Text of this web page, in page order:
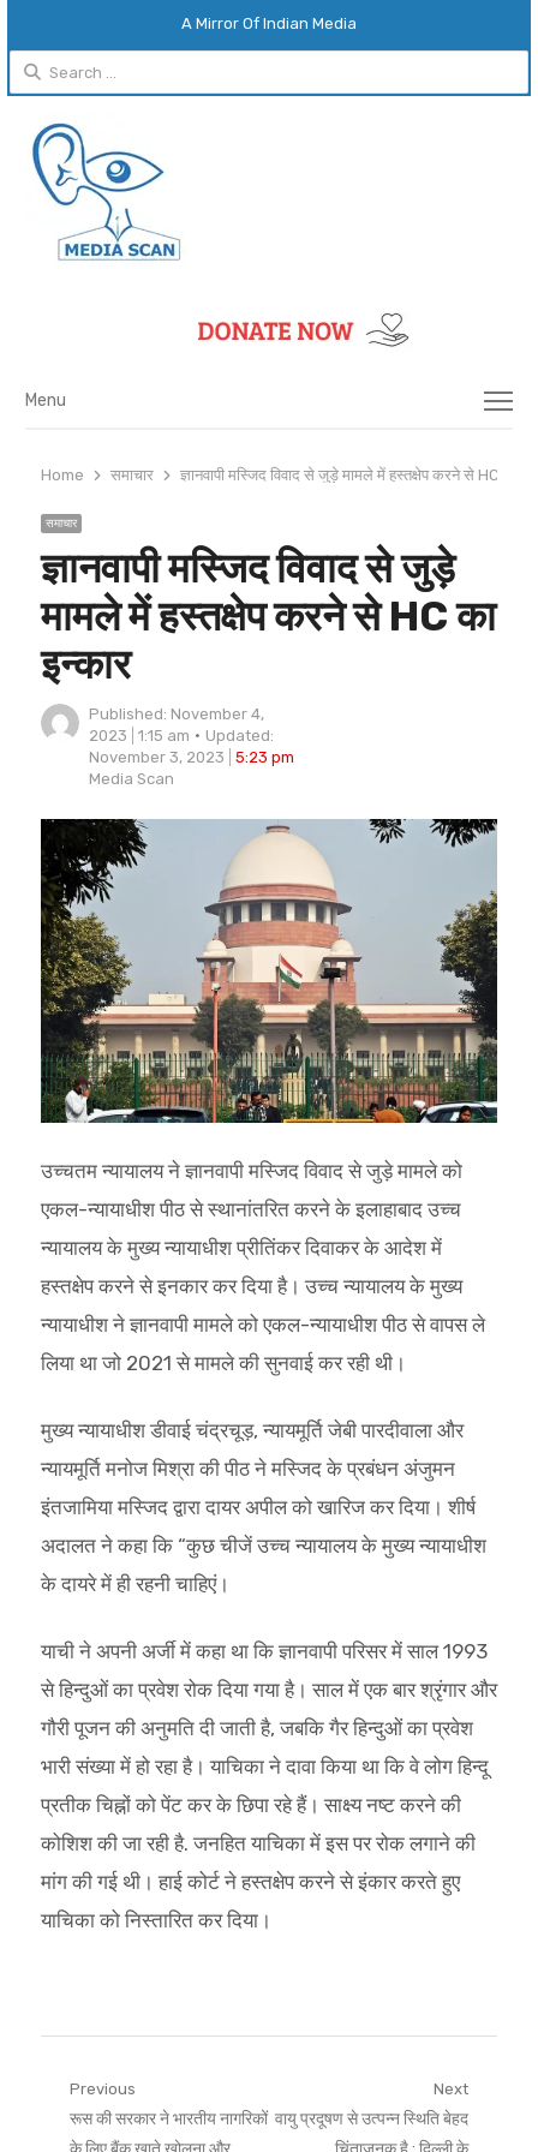
A Mirror Of Indian Media
Search
for:
Menu
Menu
Home समाचार ज्ञानवापी मस्जिद विवाद से जुड़े मामले में हस्तक्षेप करने से HC का
समाचार
ज्ञानवापी मस्जिद विवाद से जुड़े
मामले में हस्तक्षेप करने से HC का
इन्कार
Published: November 4,
2023
1:15 am
Updated:
November 3, 2023
5:23 pm
Author
Media Scan
उच्‍चतम न्‍यायालय ने ज्ञानवापी मस्जिद विवाद से जुड़े मामले को
एकल-न्यायाधीश पीठ से स्थानांतरित करने के इलाहाबाद उच्च
न्यायालय के मुख्य न्यायाधीश प्रीतिंकर दिवाकर के आदेश में
हस्तक्षेप करने से इनकार कर दिया है। उच्च न्यायालय के मुख्य
न्यायाधीश ने ज्ञानवापी मामले को एकल-न्यायाधीश पीठ से वापस ले
लिया था जो 2021 से मामले की सुनवाई कर रही थी।
मुख्य न्यायाधीश डीवाई चंद्रचूड़, न्यायमूर्ति जेबी पारदीवाला और
न्यायमूर्ति मनोज मिश्रा की पीठ ने मस्जिद के प्रबंधन अंजुमन
इंतजामिया मस्जिद द्वारा दायर अपील को खारिज कर दिया। शीर्ष
अदालत ने कहा कि “कुछ चीजें उच्च न्यायालय के मुख्य न्यायाधीश
के दायरे में ही रहनी चाहिएं।
याची ने अपनी अर्जी में कहा था कि ज्ञानवापी परिसर में साल 1993
से हिन्‍दुओं का प्रवेश रोक दिया गया है। साल में एक बार श्रृंगार और
गौरी पूजन की अनुमति दी जाती है, जबकि गैर हिन्‍दुओं का प्रवेश
भारी संख्‍या में हो रहा है। याचिका ने दावा किया था कि वे लोग हिन्‍दू
प्रतीक चिह्नों को पेंट कर के छिपा रहे हैं। साक्ष्‍य नष्‍ट करने की
कोशिश की जा रही है. ज‍नहित याचिका में इस पर रोक लगाने की
मांग की गई थी। हाई कोर्ट ने हस्‍तक्षेप करने से इंकार करते हुए
याचिका को निस्‍तारित कर दिया।
Post
navigation
Previous
Previous
post:
रूस की सरकार ने भारतीय नागरिकों
Next
Next
वायु प्रदूषण से उत्पन्न स्थिति बेहद